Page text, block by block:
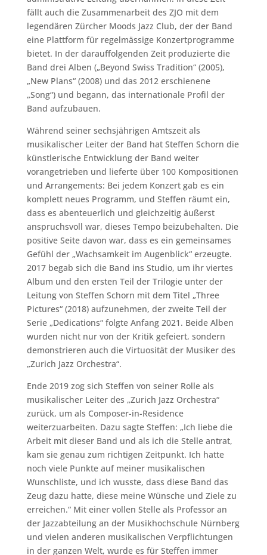
fällt auch die Zusammenarbeit des ZJO mit dem
legendären Zürcher Moods Jazz Club, der der Band
eine Plattform für regelmässige Konzertprogramme
bietet. In der darauffolgenden Zeit produzierte die
Band drei Alben („Beyond Swiss Tradition“ (2005),
„New Plans“ (2008) und das 2012 erschienene
„Song“) und begann, das internationale Profil der
Band aufzubauen.
Während seiner sechsjährigen Amtszeit als
musikalischer Leiter der Band hat Steffen Schorn die
künstlerische Entwicklung der Band weiter
vorangetrieben und lieferte über 100 Kompositionen
und Arrangements: Bei jedem Konzert gab es ein
komplett neues Programm, und Steffen räumt ein,
dass es abenteuerlich und gleichzeitig äußerst
anspruchsvoll war, dieses Tempo beizubehalten. Die
positive Seite davon war, dass es ein gemeinsames
Gefühl der „Wachsamkeit im Augenblick“ erzeugte.
2017 begab sich die Band ins Studio, um ihr viertes
Album und den ersten Teil der Trilogie unter der
Leitung von Steffen Schorn mit dem Titel „Three
Pictures“ (2018) aufzunehmen, der zweite Teil der
Serie „Dedications“ folgte Anfang 2021. Beide Alben
wurden nicht nur von der Kritik gefeiert, sondern
demonstrieren auch die Virtuosität der Musiker des
„Zurich Jazz Orchestra“.
Ende 2019 zog sich Steffen von seiner Rolle als
musikalischer Leiter des „Zurich Jazz Orchestra“
zurück, um als Composer-in-Residence
weiterzuarbeiten. Dazu sagte Steffen: „Ich liebe die
Arbeit mit dieser Band und als ich die Stelle antrat,
kam sie genau zum richtigen Zeitpunkt. Ich hatte
noch viele Punkte auf meiner musikalischen
Wunschliste, und ich wusste, dass diese Band das
Zeug dazu hatte, diese meine Wünsche und Ziele zu
erreichen.“ Mit einer vollen Stelle als Professor an
der Jazzabteilung an der Musikhochschule Nürnberg
und vielen anderen musikalischen Verpflichtungen
in der ganzen Welt, wurde es für Steffen immer